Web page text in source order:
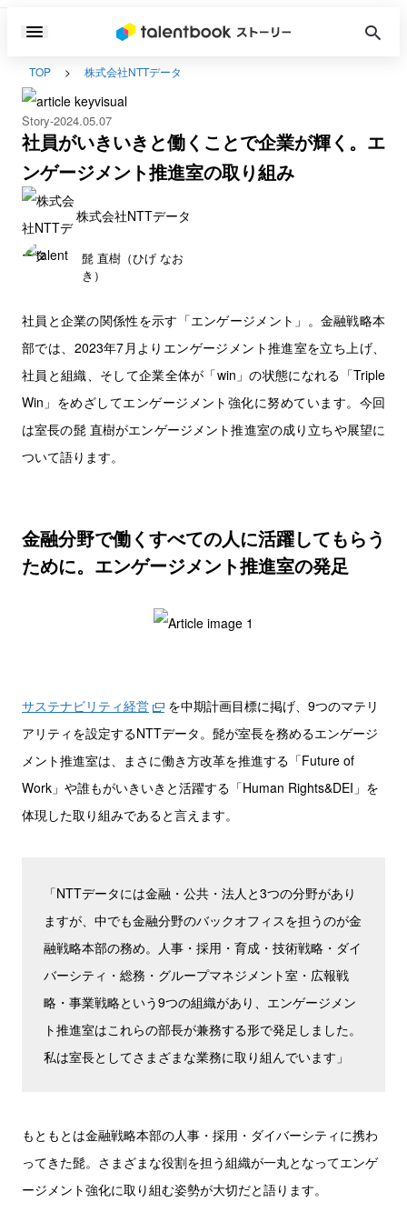
TOP 株式会社NTTデータ
Story 2024.05.07
社員がいきいきと働くことで企業が輝く。エ
ンゲージメント推進室の取り組み
株式会社NTTデータ
髭 直樹（ひげ なお
き）
社員と企業の関係性を示す「エンゲージメント」。金融戦略本
部では、2023年7月よりエンゲージメント推進室を立ち上げ、
社員と組織、そして企業全体が「win」の状態になれる「Triple
Win」をめざしてエンゲージメント強化に努めています。今回
は室長の髭 直樹がエンゲージメント推進室の成り立ちや展望に
ついて語ります。
金融分野で働くすべての人に活躍してもらう
ために。エンゲージメント推進室の発足
サステナビリティ経営
を中期計画目標に掲げ、9つのマテリ
アリティを設定するNTTデータ。髭が室長を務めるエンゲージ
メント推進室は、まさに働き方改革を推進する「Future of
Work」や誰もがいきいきと活躍する「Human Rights&DEI」を
体現した取り組みであると言えます。
「NTTデータには金融・公共・法人と3つの分野があり
ますが、中でも金融分野のバックオフィスを担うのが金
融戦略本部の務め。人事・採用・育成・技術戦略・ダイ
バーシティ・総務・グループマネジメント室・広報戦
略・事業戦略という9つの組織があり、エンゲージメン
ト推進室はこれらの部長が兼務する形で発足しました。
私は室長としてさまざまな業務に取り組んでいます」
もともとは金融戦略本部の人事・採用・ダイバーシティに携わ
ってきた髭。さまざまな役割を担う組織が一丸となってエンゲ
ージメント強化に取り組む姿勢が大切だと語ります。